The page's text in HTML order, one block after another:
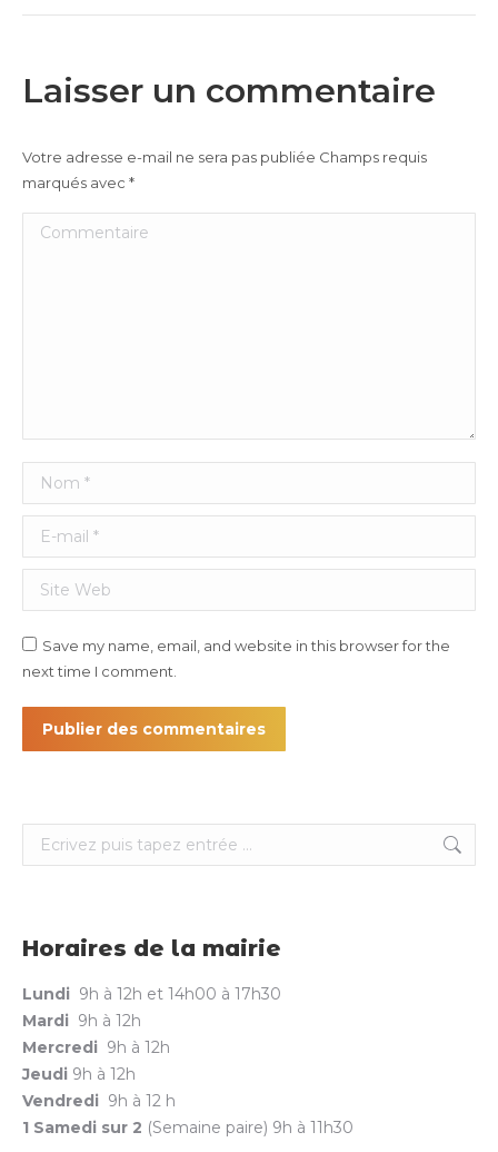
Laisser un commentaire
Votre adresse e-mail ne sera pas publiée Champs requis
marqués avec *
Commentaire
Nom *
E-mail *
Site Web
Save my name, email, and website in this browser for the
next time I comment.
Publier des commentaires
Search:
Horaires de la mairie
Lundi 9h à 12h et 14h00 à 17h30
Mardi 9h à 12h
Mercredi 9h à 12h
Jeudi 9h à 12h
Vendredi 9h à 12 h
1 Samedi sur 2 (Semaine paire) 9h à 11h30